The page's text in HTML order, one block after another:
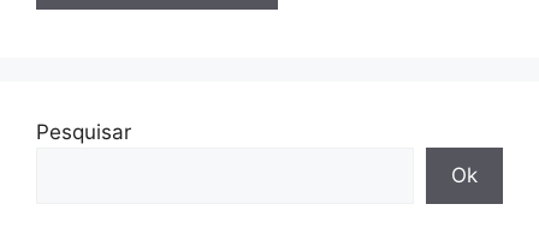
Pesquisar
Ok